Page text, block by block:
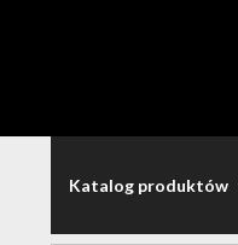
Katalog produktów